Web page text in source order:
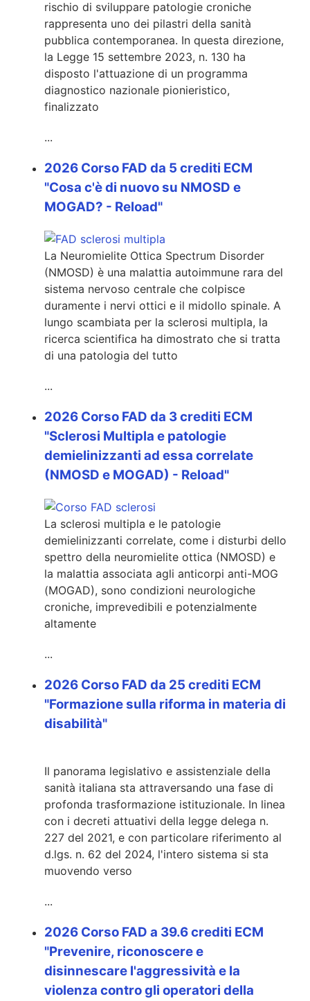
rischio di sviluppare patologie croniche
rappresenta uno dei pilastri della sanità
pubblica contemporanea. In questa direzione,
la Legge 15 settembre 2023, n. 130 ha
disposto l'attuazione di un programma
diagnostico nazionale pionieristico,
finalizzato
...
2026 Corso FAD da 5 crediti ECM
"Cosa c'è di nuovo su NMOSD e
MOGAD? - Reload"
La Neuromielite Ottica Spectrum Disorder
(NMOSD) è una malattia autoimmune rara del
sistema nervoso centrale che colpisce
duramente i nervi ottici e il midollo spinale. A
lungo scambiata per la sclerosi multipla, la
ricerca scientifica ha dimostrato che si tratta
di una patologia del tutto
...
2026 Corso FAD da 3 crediti ECM
"Sclerosi Multipla e patologie
demielinizzanti ad essa correlate
(NMOSD e MOGAD) - Reload"
La sclerosi multipla e le patologie
demielinizzanti correlate, come i disturbi dello
spettro della neuromielite ottica (NMOSD) e
la malattia associata agli anticorpi anti-MOG
(MOGAD), sono condizioni neurologiche
croniche, imprevedibili e potenzialmente
altamente
...
2026 Corso FAD da 25 crediti ECM
"Formazione sulla riforma in materia di
disabilità"
Il panorama legislativo e assistenziale della
sanità italiana sta attraversando una fase di
profonda trasformazione istituzionale. In linea
con i decreti attuativi della legge delega n.
227 del 2021, e con particolare riferimento al
d.lgs. n. 62 del 2024, l'intero sistema si sta
muovendo verso
...
2026 Corso FAD a 39.6 crediti ECM
"Prevenire, riconoscere e
disinnescare l'aggressività e la
violenza contro gli operatori della